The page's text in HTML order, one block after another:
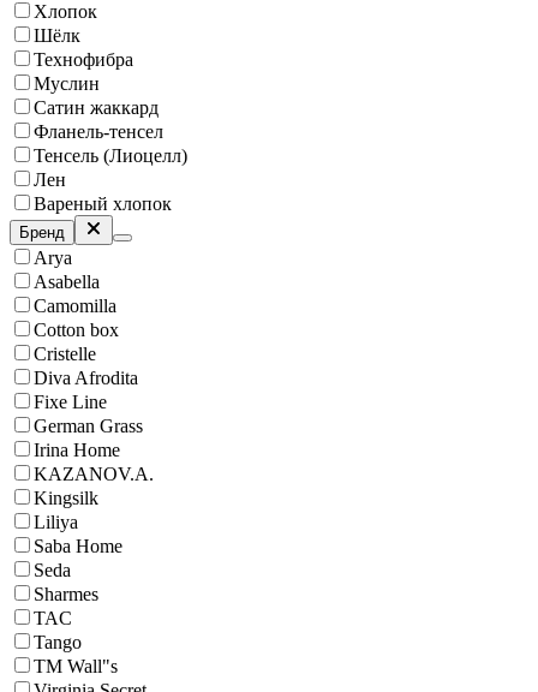
Хлопок
Шёлк
Технофибра
Муслин
Сатин жаккард
Фланель-тенсел
Тенсель (Лиоцелл)
Лен
Вареный хлопок
Бренд
Arya
Asabella
Camomilla
Cotton box
Cristelle
Diva Afrodita
Fixe Line
German Grass
Irina Home
KAZANOV.A.
Kingsilk
Liliya
Saba Home
Seda
Sharmes
TAC
Tango
ТМ Wall"s